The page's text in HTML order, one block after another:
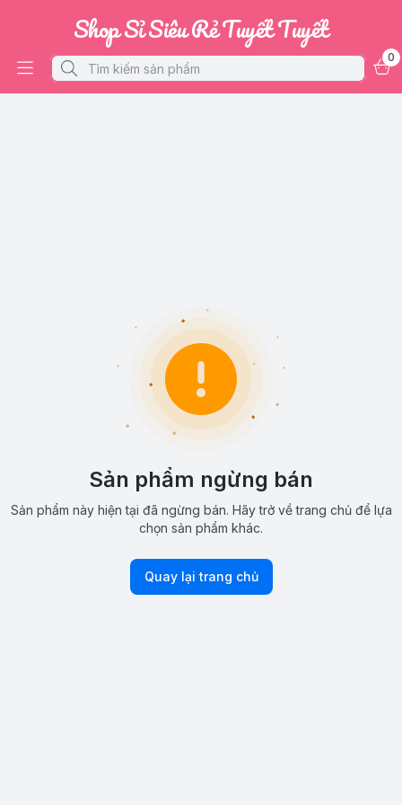
Shop Sỉ Siêu Rẻ Tuyết Tuyết
0
Sản phẩm ngừng bán
Sản phẩm này hiện tại đã ngừng bán. Hãy trở về trang chủ để lựa
chọn sản phẩm khác.
Quay lại trang chủ